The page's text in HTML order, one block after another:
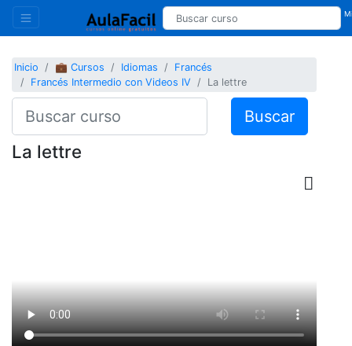
Inicio 💼 Cursos Idiomas
Francés
Francés Intermedio con Videos IV
La lettre
Buscar
La lettre